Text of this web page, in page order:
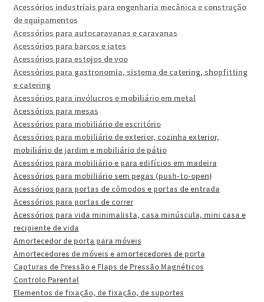
Acessórios industriais para engenharia mecânica e construção
de equipamentos
Acessórios para autocaravanas e caravanas
Acessórios para barcos e iates
Acessórios para estojos de voo
Acessórios para gastronomia, sistema de catering, shopfitting
e catering
Acessórios para invólucros e mobiliário em metal
Acessórios para mesas
Acessórios para mobiliário de escritório
Acessórios para mobiliário de exterior, cozinha exterior,
mobiliário de jardim e mobiliário de pátio
Acessórios para mobiliário e para edifícios em madeira
Acessórios para mobiliário sem pegas (push-to-open)
Acessórios para portas de cômodos e portas de entrada
Acessórios para portas de correr
Acessórios para vida minimalista, casa minúscula, mini casa e
recipiente de vida
Amortecedor de porta para móveis
Amortecedores de móveis e amortecedores de porta
Capturas de Pressão e Flaps de Pressão Magnéticos
Controlo Parental
Elementos de fixação, de fixação, de suportes